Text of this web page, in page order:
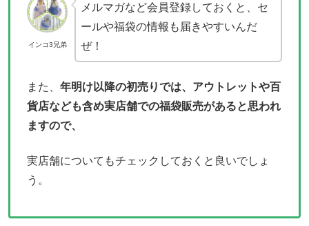
インコ3兄弟
メルマガなど会員登録しておくと、セ
ールや福袋の情報も届きやすいんだ
ぜ！
また、 年明け以降の初売りでは、アウトレットや百
貨店なども含め実店舗での福袋販売があると思われ
ますので、
実店舗についてもチェックしておくと良いでしょ
う。